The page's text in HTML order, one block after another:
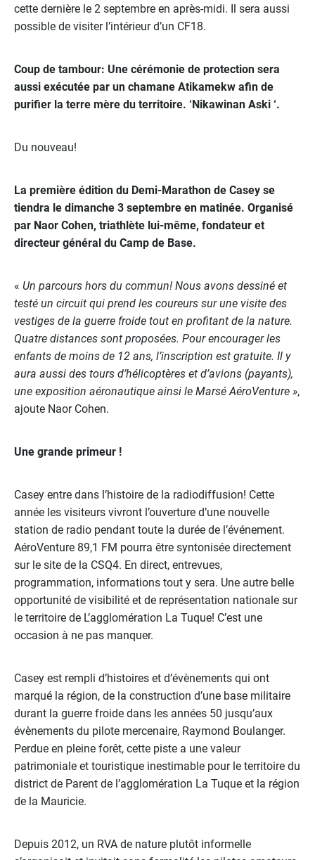
cette dernière le 2 septembre en après-midi. Il sera aussi
possible de visiter l’intérieur d’un CF18.
Coup de tambour: Une cérémonie de protection sera
aussi exécutée par un chamane Atikamekw afin de
purifier la terre mère du territoire. ‘Nikawinan Aski ‘.
Du nouveau!
La première édition du Demi-Marathon de Casey se
tiendra le dimanche 3 septembre en matinée. Organisé
par Naor Cohen, triathlète lui-même, fondateur et
directeur général du Camp de Base.
« Un parcours hors du commun! Nous avons dessiné et
testé un circuit qui prend les coureurs sur une visite des
vestiges de la guerre froide tout en profitant de la nature.
Quatre distances sont proposées. Pour encourager les
enfants de moins de 12 ans, l’inscription est gratuite. Il y
aura aussi des tours d’hélicoptères et d’avions (payants),
une exposition aéronautique ainsi le Marsé AéroVenture »,
ajoute Naor Cohen.
Une grande primeur !
Casey entre dans l’histoire de la radiodiffusion! Cette
année les visiteurs vivront l’ouverture d’une nouvelle
station de radio pendant toute la durée de l’événement.
AéroVenture 89,1 FM pourra être syntonisée directement
sur le site de la CSQ4. En direct, entrevues,
programmation, informations tout y sera. Une autre belle
opportunité de visibilité et de représentation nationale sur
le territoire de L’agglomération La Tuque! C’est une
occasion à ne pas manquer.
Casey est rempli d’histoires et d’évènements qui ont
marqué la région, de la construction d’une base militaire
durant la guerre froide dans les années 50 jusqu’aux
évènements du pilote mercenaire, Raymond Boulanger.
Perdue en pleine forêt, cette piste a une valeur
patrimoniale et touristique inestimable pour le territoire du
district de Parent de l’agglomération La Tuque et la région
de la Mauricie.
Depuis 2012, un RVA de nature plutôt informelle